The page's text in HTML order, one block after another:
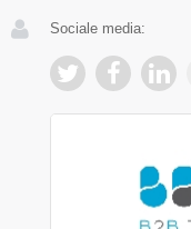
Sociale media: